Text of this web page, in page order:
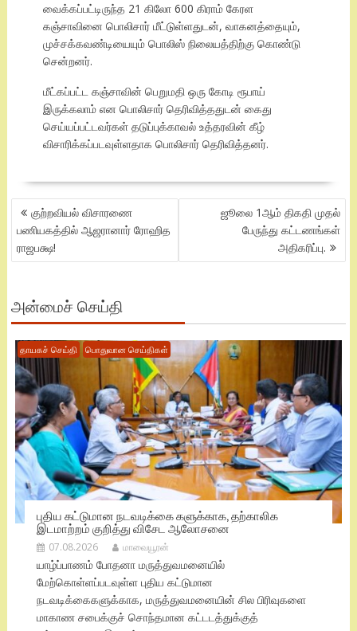
வைக்கப்பட்டிருந்த 21 கிலோ 600 கிராம் கேரள
கஞ்சாவினை பொலிசார் மீட்டுள்ளதுடன், வாகனத்தையும்,
முச்சக்கவண்டியையும் பொலிஸ் நிலையத்திற்கு கொண்டு
சென்றனர்.
மீட்கப்பட்ட கஞ்சாவின் பெறுமதி ஒரு கோடி ரூபாய்
இருக்கலாம் என பொலிசார் தெரிவித்ததுடன் கைது
செய்யப்பட்டவர்கள் தடுப்புக்காவல் உத்தரவின் கீழ்
விசாரிக்கப்படவுள்ளதாக பொலிசார் தெரிவித்தனர்.
POST
NAVIGATION
குற்றவியல் விசாரணை
பணியகத்தில் ஆஜரானார் ரோஹித
ராஜபக்ஷ!
ஜூலை 1ஆம் திகதி முதல்
பேருந்து கட்டணங்கள்
அதிகரிப்பு.
அன்மைச் செய்தி
தாயகச் செய்தி பொதுவான செய்திகள்
புதிய கட்டுமான நடவடிக்கை களுக்காக, தற்காலிக
இடமாற்றம் குறித்து விசேட ஆலோசனை
07.08.2026 மாவையூரன்
யாழ்ப்பாணம் போதனா மருத்துவமனையில்
மேற்கொள்ளப்படவுள்ள புதிய கட்டுமான
நடவடிக்கைகளுக்காக, மருத்துவமனையின் சில பிரிவுகளை
மாகாண சபைக்குச் சொந்தமான கட்டடத்துக்குத்